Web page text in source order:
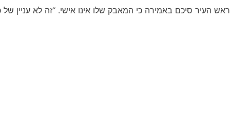
ראש העיר סיכם באמירה כי המאבק שלו אינו אישי. “זה לא עניין